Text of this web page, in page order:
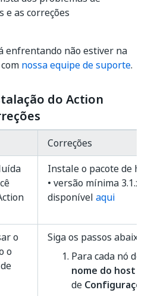
e as correções
enfrentando não estiver na
nossa equipe de suporte.
do Action
Correções
Instale o pacote de
• versão mínima 3.1.x,
disponível aqui
o
o
Siga os passos abaixo:
Para cada nó do
nome do host
de